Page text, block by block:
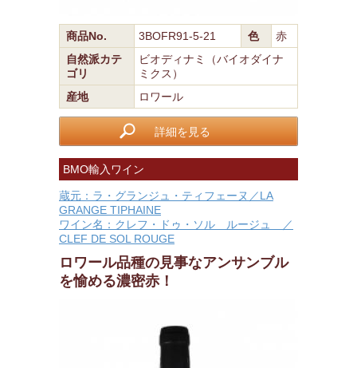
商品No. 3BOFR91-5-21 色
赤
自然派カテ
ゴリ
ビオディナミ（バイオダイナ
ミクス）
産地
ロワール
詳細を見る
BMO輸入ワイン
蔵元：ラ・グランジュ・ティフェーヌ／LA
GRANGE TIPHAINE
ワイン名：クレフ・ドゥ・ソル ルージュ ／
CLEF DE SOL ROUGE
ロワール品種の見事なアンサンブル
を愉める濃密赤！